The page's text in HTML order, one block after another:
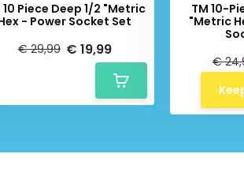
10 Piece Deep 1/2 "Metric
- Power Socket Set
€ 29,99 € 19,99
TM 10-
"Metric
€